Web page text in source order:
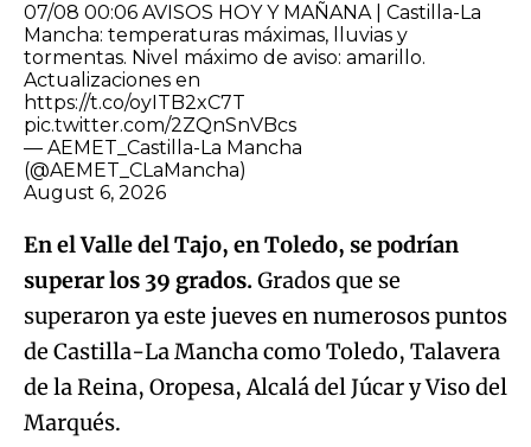
07/08 00:06 AVISOS HOY Y MAÑANA | Castilla-La
Mancha: temperaturas máximas, lluvias y
tormentas. Nivel máximo de aviso: amarillo.
Actualizaciones en
https://t.co/oyITB2xC7T
pic.twitter.com/2ZQnSnVBcs
— AEMET_Castilla-La Mancha
(@AEMET_CLaMancha)
August 6, 2026
En el Valle del Tajo, en Toledo, se podrían
superar los 39 grados.Grados que se
superaron ya este jueves en numerosos puntos
de Castilla-La Mancha como Toledo, Talavera
de la Reina, Oropesa, Alcalá del Júcar y Viso del
Marqués.